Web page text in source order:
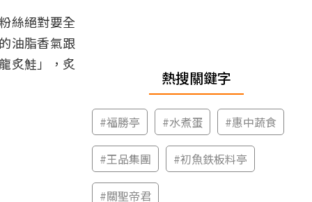
絲絕對要全
油脂香氣跟
炙鮭」，炙
熱搜關鍵字
#福勝亭 #水煮蛋 #惠中蔬食
#王品集團 #初魚鉄板料亭
#關聖帝君